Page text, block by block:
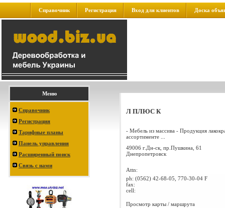
Справочник Регистрация Вход для клиентов Доска
Меню
Справочник
Регистрация
Тарифные планы
Панель управления
Расширенный поиск
Связь с нами
Л ПЛЮС К
- Мебель из массива - Продукция
ассортименте ...
49006 г.Дн-ск, пр.Пушкина, 61
Днепропетровск
Attn:
ph: (0562) 42-68-05, 770-30-04 F
fax:
cell:
Просмотр карты / маршрута